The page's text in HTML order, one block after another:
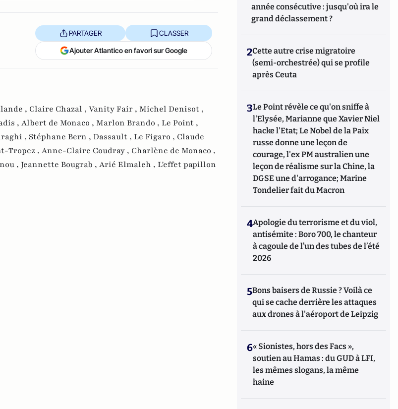
PARTAGER CLASSER
Ajouter Atlantico en favori sur Google
, Claire Chazal , Vanity Fair , Michel Denisot ,
, Albert de Monaco , Marlon Brando , Le Point ,
, Stéphane Bern , Dassault , Le Figaro , Claude
Tropez , Anne-Claire Coudray , Charlène de Monaco ,
, Jeannette Bougrab , Arié Elmaleh , L'effet papillon
année consécutive : jusqu'où ira le
grand déclassement ?
2Cette autre crise migratoire
(semi-orchestrée) qui se profile
après Ceuta
3Le Point révèle ce qu'on sniffe à
l'Elysée, Marianne que Xavier Niel
hacke l'Etat; Le Nobel de la Paix
russe donne une leçon de
courage, l'ex PM australien une
leçon de réalisme sur la Chine, la
DGSE une d'arrogance; Marine
Tondelier fait du Macron
4Apologie du terrorisme et du viol,
antisémite : Boro 700, le chanteur
à cagoule de l’un des tubes de l’été
2026
5Bons baisers de Russie ? Voilà ce
qui se cache derrière les attaques
aux drones à l'aéroport de Leipzig
6« Sionistes, hors des Facs »,
soutien au Hamas : du GUD à LFI,
les mêmes slogans, la même
haine